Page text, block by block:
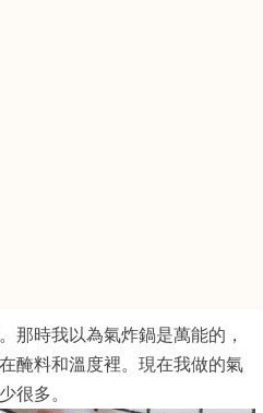
那時我以為氣炸鍋是萬能的，
醃料和溫度裡。現在我做的氣
很多。